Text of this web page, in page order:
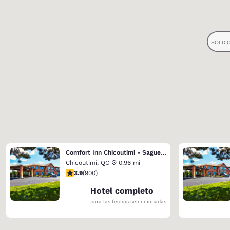
Comfort Inn Chicoutimi - Saguenay
Chicoutimi, QC
0.96 mi
calificación de 3.85 estrellas. Bueno. 900 reseñas
3.9(900)
Hotel completo
para las fechas seleccionadas